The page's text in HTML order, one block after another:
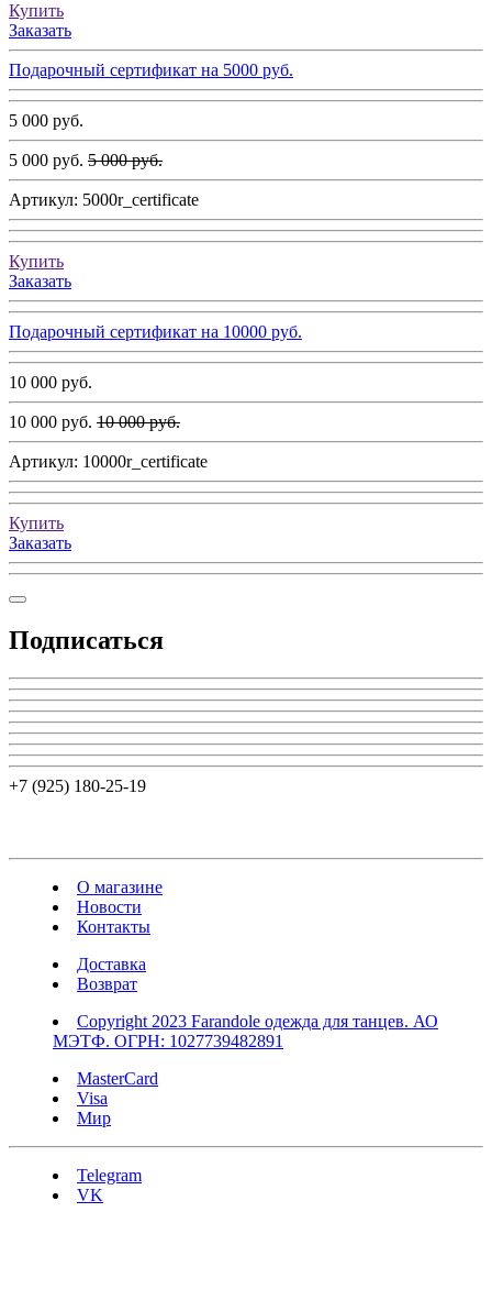
Купить
Заказать
Подарочный сертификат на 5000 руб.
5 000 руб.
5 000 руб. 5 000 руб.
Артикул: 5000r_certificate
Купить
Заказать
Подарочный сертификат на 10000 руб.
10 000 руб.
10 000 руб. 10 000 руб.
Артикул: 10000r_certificate
Купить
Заказать
Подписаться
+7 (925) 180-25-19
О магазине
Новости
Контакты
Доставка
Возврат
Copyright 2023 Farandole одежда для танцев. АО
МЭТФ. ОГРН: 1027739482891
MasterCard
Visa
Мир
Telegram
VK